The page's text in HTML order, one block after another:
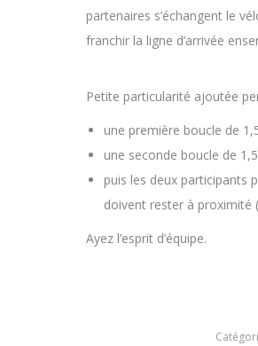
partenaires s’échangent le
franchir la ligne d’arrivée
Petite particularité ajoutée
une première boucle de
une seconde boucle de
puis les deux participants
doivent rester à proximité
Ayez l’esprit d’équipe.